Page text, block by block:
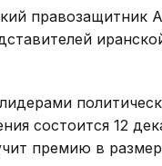
правозащитник
состоится 12
премию в